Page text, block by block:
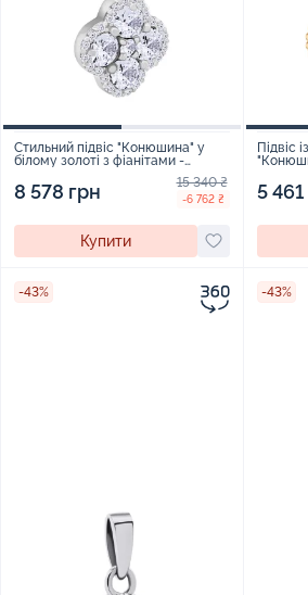
Стильний підвіс "Конюшина" у
білому золоті з фіанітами -
8 578 грн 15 340 ₴
-6 762 ₴
Купити
Підвіс
5 461
-43% -43%